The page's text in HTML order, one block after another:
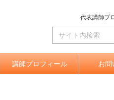
代表講師ブ
講師プロフィール お問